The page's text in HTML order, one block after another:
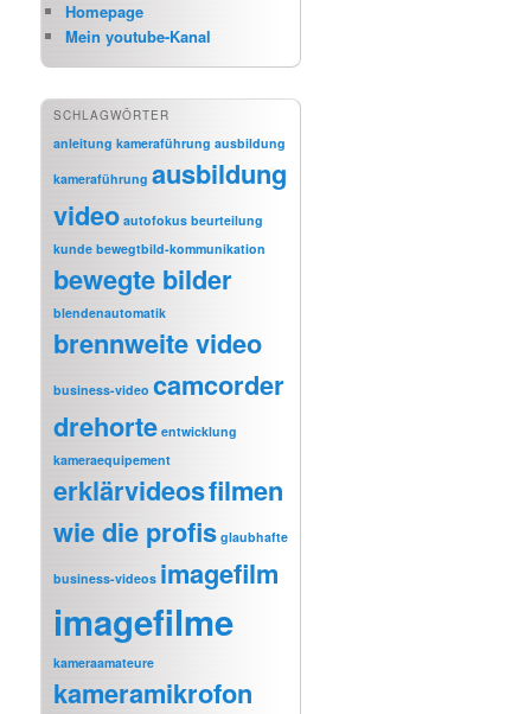
Homepage
Mein youtube-Kanal
SCHLAGWÖRTER
anleitung kameraführung ausbildung
kameraführung ausbildung
video autofokus beurteilung
kunde bewegtbild-kommunikation
bewegte bilder
blendenautomatik
brennweite video
business-video camcorder
drehorte entwicklung
kameraequipement
erklärvideosfilmen
wie die profis glaubhafte
business-videos imagefilm
imagefilme
kameraamateure
kameramikrofon